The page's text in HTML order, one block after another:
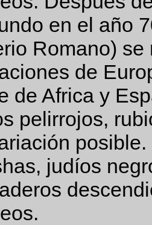
en el año
Romano)
de
de Africa y
pelirrojos,
judíos